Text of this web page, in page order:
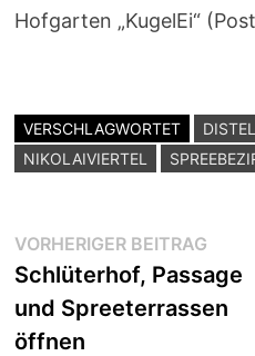
Hofgarten „KugelEi“
VERSCHLAGWORTET DISTEL
NIKOLAIVIERTEL
Beitragsnavigation
VORHERIGER BEITRAG
Schlüterhof, Passage
und Spreeterrassen
öffnen